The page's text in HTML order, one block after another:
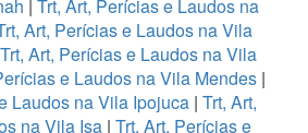
| Trt, Art, Perícias e Laudos na
Art, Perícias e Laudos na Vila
Trt, Art, Perícias e Laudos na Vila
e Laudos na Vila Mendes |
Laudos na Vila Ipojuca | Trt, Art,
na Vila Isa | Trt, Art, Perícias e